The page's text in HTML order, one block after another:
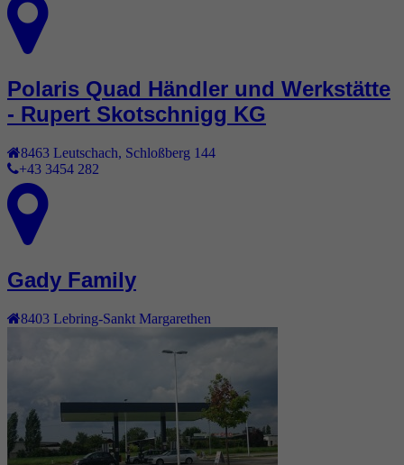
Polaris Quad Händler und Werkstätte
- Rupert Skotschnigg KG
8463 Leutschach
Schloßberg 144
+43 3454 282
Gady Family
8403 Lebring-Sankt Margarethen